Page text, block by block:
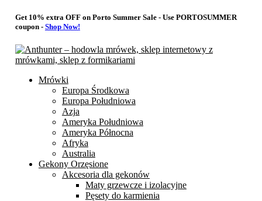
Get 10% extra OFF on Porto Summer Sale - Use PORTOSUMMER
coupon - Shop Now!
Mrówki
Europa Środkowa
Europa Południowa
Azja
Ameryka Południowa
Ameryka Północna
Afryka
Australia
Gekony Orzęsione
Akcesoria dla gekonów
Maty grzewcze i izolacyjne
Pęsety do karmienia